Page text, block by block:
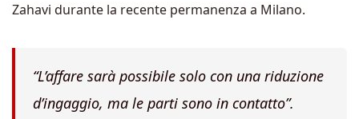
Zahavi durante la recente permanenza a Milano.
“L’affare sarà possibile solo con una riduzione
d’ingaggio, ma le parti sono in contatto”.